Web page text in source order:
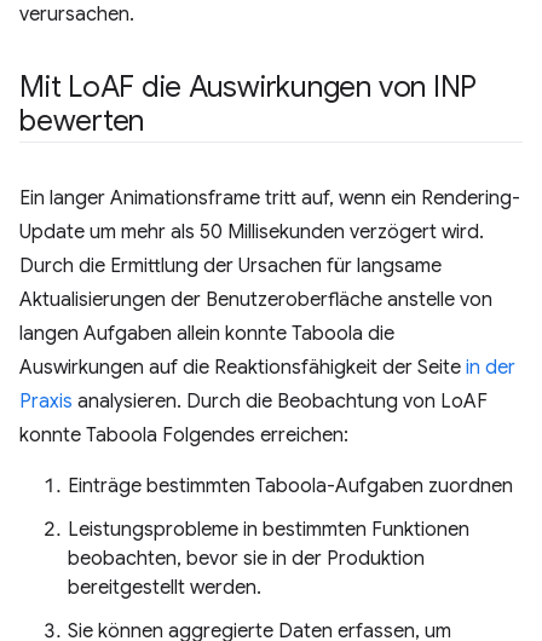
verursachen.
Mit LoAF die Auswirkungen von INP
bewerten
Ein langer Animationsframe tritt auf, wenn ein Rendering-
Update um mehr als 50 Millisekunden verzögert wird.
Durch die Ermittlung der Ursachen für langsame
Aktualisierungen der Benutzeroberfläche anstelle von
langen Aufgaben allein konnte Taboola die
Auswirkungen auf die Reaktionsfähigkeit der Seite in der
Praxis analysieren. Durch die Beobachtung von LoAF
konnte Taboola Folgendes erreichen:
Einträge bestimmten Taboola-Aufgaben zuordnen
Leistungsprobleme in bestimmten Funktionen
beobachten, bevor sie in der Produktion
bereitgestellt werden.
Sie können aggregierte Daten erfassen, um